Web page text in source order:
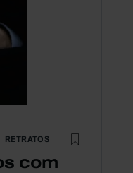
RETRATOS
com